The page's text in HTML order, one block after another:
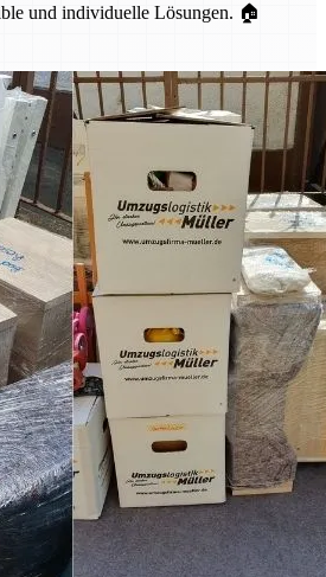
und individuelle Lösungen. 🏠